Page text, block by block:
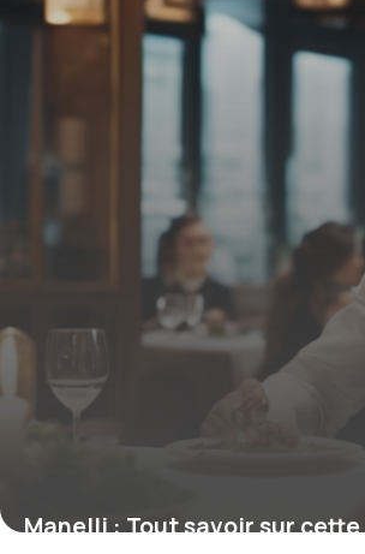
Manelli : Tout savoir sur